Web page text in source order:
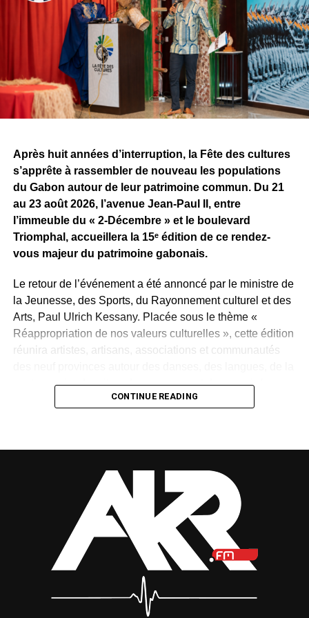
certainement décisive pour la suite de son parcours.
À travers cette signature, le challenge dépasse désormais
la simple confrontation entre producteurs. Il devient aussi
un espace de rencontres et d’opportunités pour les
artistes. Pour Tris, l’une des premières retombées est déjà
concrète, alors même que la compétition n’est pas encore
Reste maintenant à savoir ce que Sean Bridon Music
prépare pour sa nouvelle recrue. Car après cette belle
exposition, le véritable défi sera de proposer des projets
réguliers et solides, capables d’inscrire durablement Tris
au premier plan de la scène musicale gabonaise.
WhatsApp
Facebook
X Telegram
Email
>>
Après huit années d’interruption, la Fête des cultures
s’apprête à rassembler de nouveau les populations
du Gabon autour de leur patrimoine commun. Du 21
au 23 août 2026, l’avenue Jean-Paul II, entre
l’immeuble du « 2-Décembre » et le boulevard
Triomphal, accueillera la 15ᵉ édition de ce rendez-
vous majeur du patrimoine gabonais.
Le retour de l’événement a été annoncé par le ministre de
la Jeunesse, des Sports, du Rayonnement culturel et des
Arts, Paul Ulrich Kessany. Placée sous le thème «
Réappropriation de nos valeurs culturelles », cette édition
réunira artistes, artisans, associations et communautés
gastronomie, des rites, des masques et des savoir-faire
n’avait plus été organisée depuis 2018. Son retour
apparaît donc comme une « réparation d’une mémoire »,
selon le ministre.
Mais cette renaissance sera-t-elle durable ? La Fête des
cultures redeviendra-t-elle un rendez-vous régulier ou
restera-t-elle une parenthèse exceptionnelle dans
CONTINUE READING